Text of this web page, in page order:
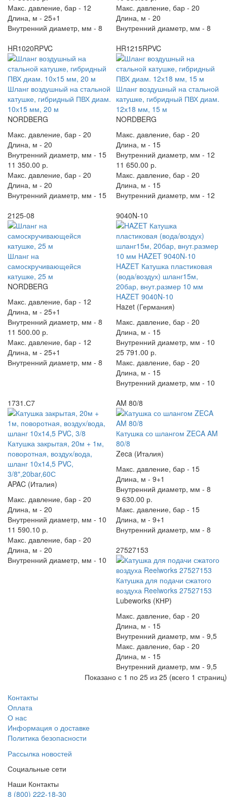
Макс. давление, бар - 12
Длина, м - 25+1
Внутренний диаметр, мм - 8
Макс. давление, бар - 20
Длина, м - 20
Внутренний диаметр, мм - 8
HR1020RPVC
Шланг воздушный на стальной
катушке, гибридный ПВХ диам.
10х15 мм, 20 м
NORDBERG
Макс. давление, бар - 20
Длина, м - 20
Внутренний диаметр, мм - 15
11 350.00 р.
Макс. давление, бар - 20
Длина, м - 20
Внутренний диаметр, мм - 15
HR1215RPVC
Шланг воздушный на стальной
катушке, гибридный ПВХ диам.
12х18 мм, 15 м
NORDBERG
Макс. давление, бар - 20
Длина, м - 15
Внутренний диаметр, мм - 12
11 650.00 р.
Макс. давление, бар - 20
Длина, м - 15
Внутренний диаметр, мм - 12
2125-08
Шланг на
самоскручивающейся
катушке, 25 м
NORDBERG
Макс. давление, бар - 12
Длина, м - 25+1
Внутренний диаметр, мм - 8
11 500.00 р.
Макс. давление, бар - 12
Длина, м - 25+1
Внутренний диаметр, мм - 8
9040N-10
HAZET Катушка пластиковая
(вода/воздух) шланг15м,
20бар, внут.размер 10 мм
HAZET 9040N-10
Hazet (Германия)
Макс. давление, бар - 20
Длина, м - 15
Внутренний диаметр, мм - 10
25 791.00 р.
Макс. давление, бар - 20
Длина, м - 15
Внутренний диаметр, мм - 10
1731.С7
Катушка закрытая, 20м + 1м,
поворотная, воздух/вода,
шланг 10х14,5 PVC,
3/8",20bar,60С
APAC (Италия)
Макс. давление, бар - 20
Длина, м - 20
Внутренний диаметр, мм - 10
11 590.10 р.
Макс. давление, бар - 20
Длина, м - 20
Внутренний диаметр, мм - 10
AM 80/8
Катушка со шлангом ZECA AM
80/8
Zeca (Италия)
Макс. давление, бар - 15
Длина, м - 9+1
Внутренний диаметр, мм - 8
9 630.00 р.
Макс. давление, бар - 15
Длина, м - 9+1
Внутренний диаметр, мм - 8
27527153
Катушка для подачи сжатого
воздуха Reelworks 27527153
Lubeworks (КНР)
Макс. давление, бар - 20
Длина, м - 15
Внутренний диаметр, мм - 9,5
Макс. давление, бар - 20
Длина, м - 15
Внутренний диаметр, мм - 9,5
Показано с 1 по 25 из 25 (всего 1 страниц)
Контакты
Оплата
О нас
Информация о доставке
Политика безопасности
Рассылка новостей
Социальные сети
Наши Контакты
8 (800) 222-18-30